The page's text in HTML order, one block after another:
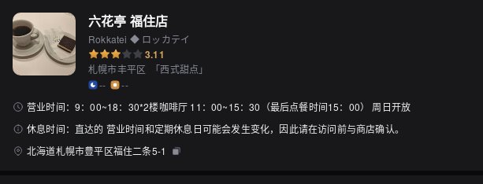
六花亭 福住店
Rokkatei ◆ ロッカテイ
3.11
札幌市丰平区 「西式甜点 」
--
--
营业时间： 9：00~18：30*2楼咖啡厅 11：00~15：30（最后点餐时间15：00） 周日开放
休息时间： 直达的 营业时间和定期休息日可能会发生变化，因此请在访问前与商店确认。
北海道札幌市豊平区福住二条5-1